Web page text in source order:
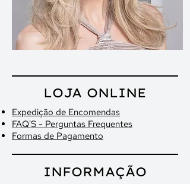
LOJA ONLINE
Expedição de Encomendas
FAQ'S - Perguntas Frequentes
Formas de Pagamento
INFORMAÇÃO